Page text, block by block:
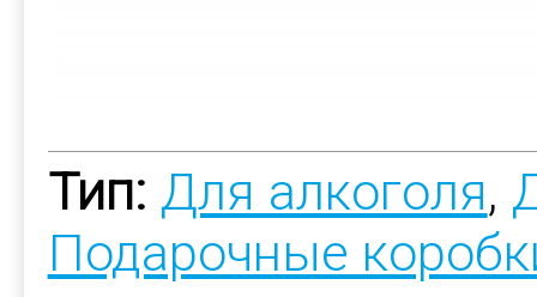
Тип: Для алкоголя,
Подарочные